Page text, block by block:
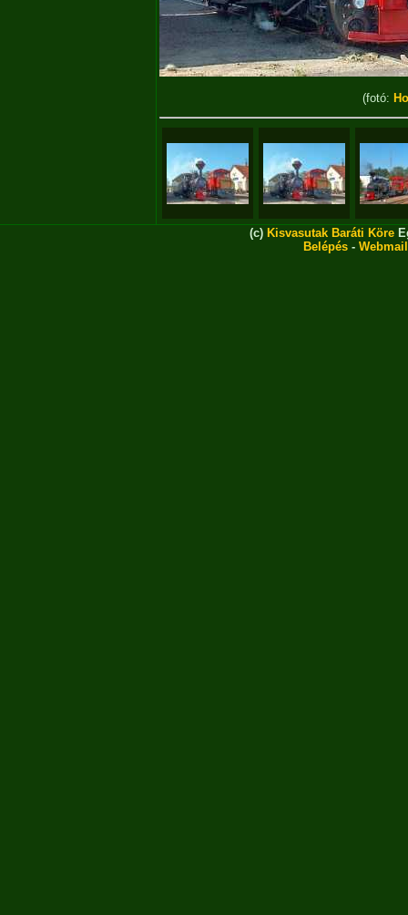
(fotó:
(c) Kisvasutak Baráti Köre
Belépés - Webmail